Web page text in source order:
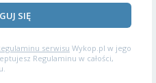
SIĘ
serwisu Wykop.pl w jego
Regulaminu w całości,